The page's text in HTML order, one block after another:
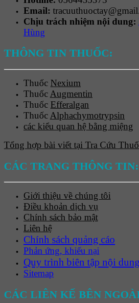
Email:
Chịu trách nhiệm nội dung:
Hùng
THÔNG TIN THUỐC:
Thuốc Nexium
Thuốc Augmentin
Thuốc Efferalgan
Thuốc Alphachymotrypsin
các kiểu quan hệ bằng miệng
Tổng hợp bài viết tại Tra Cứu
CÁC TRANG THÔNG TIN:
Giới thiệu về chúng tôi
Điều khoản dịch vụ
Chính sách bảo mật
Liên hệ
Chính sách quảng cáo
Phản ứng, khiếu nại
Quy trình biên tập nội dung
Sitemap
CÁC LIÊN KẾ BÊN